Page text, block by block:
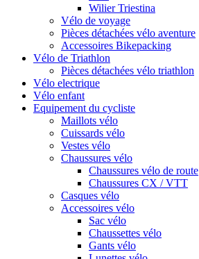
Wilier Triestina
Vélo de voyage
Pièces détachées vélo aventure
Accessoires Bikepacking
Vélo de Triathlon
Pièces détachées vélo triathlon
Vélo electrique
Vélo enfant
Equipement du cycliste
Maillots vélo
Cuissards vélo
Vestes vélo
Chaussures vélo
Chaussures vélo de route
Chaussures CX / VTT
Casques vélo
Accessoires vélo
Sac vélo
Chaussettes vélo
Gants vélo